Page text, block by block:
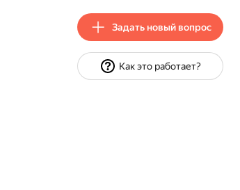
Задать новый вопрос
Как это работает?